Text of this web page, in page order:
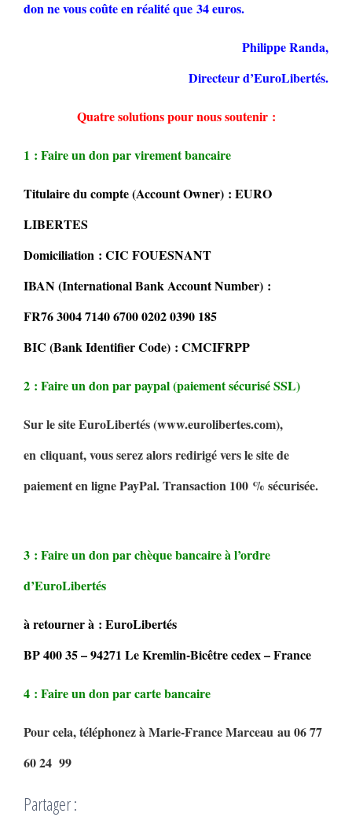
don ne vous coûte en réalité que 34 euros.
Philippe Randa,
Directeur d’EuroLibertés.
Quatre solutions pour nous soutenir :
1 : Faire un don par virement bancaire
Titulaire du compte (Account Owner) : EURO
LIBERTES
Domiciliation : CIC FOUESNANT
IBAN (International Bank Account Number) :
FR76 3004 7140 6700 0202 0390 185
BIC (Bank Identifier Code) : CMCIFRPP
2 : Faire un don par paypal (paiement sécurisé SSL)
Sur le site EuroLibertés (www.eurolibertes.com),
en cliquant, vous serez alors redirigé vers le site de
paiement en ligne PayPal. Transaction 100 % sécurisée.
3 : Faire un don par chèque bancaire à l’ordre
d’EuroLibertés
à retourner à : EuroLibertés
BP 400 35 – 94271 Le Kremlin-Bicêtre cedex – France
4 : Faire un don par carte bancaire
Pour cela, téléphonez à Marie-France Marceau au 06 77
60 24 99
Partager :